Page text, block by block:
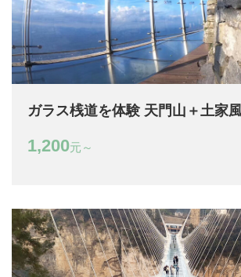
ガラス桟道を体験 天門
1,200元～